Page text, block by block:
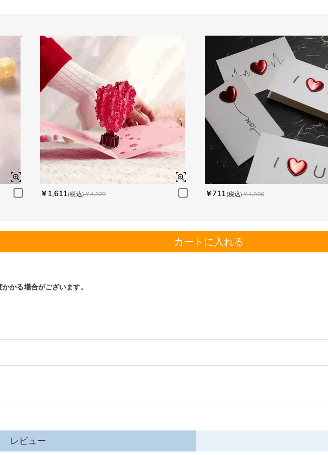
￥1,611(税込)￥4,320 ￥711 (税込)￥1,800
カートに入れる
かる場合がございます。
レットです。
リジナルネックレス。
は、商品が到着後60日以内に返品＆交換できます。
レビュー